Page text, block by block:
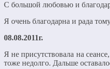
С большой любовью и
Я очень благодарна и рада
08.08.2011г.
Я не присутствовала на
тоже недолго. Дальше